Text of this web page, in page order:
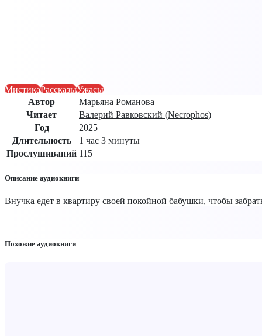
МистикаРассказыУжасы
Автор
Марьяна Романова
Читает
Валерий Равковский (Necrophos)
Год
2025
Длительность
1 час 3 минуты
Прослушиваний 115
Описание аудиокниги
Внучка едет в квартиру своей покойной бабушки, чтобы
Похожие аудиокниги